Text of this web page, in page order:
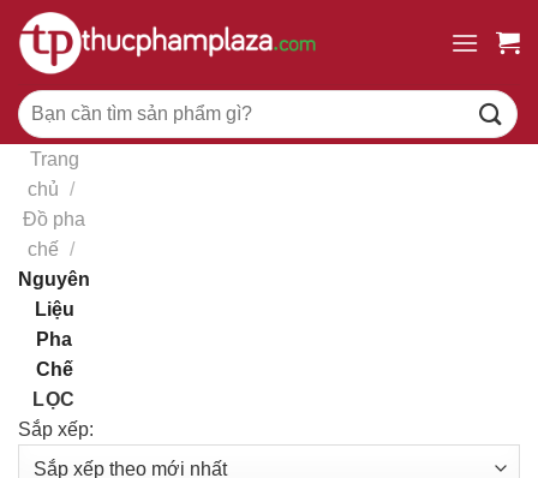
Chuyển
đến
dung
Tìm
kiếm:
Trang
chủ /
Đồ pha
chế /
Nguyên
Liệu
Pha
Chế
LỌC
Sắp xếp: